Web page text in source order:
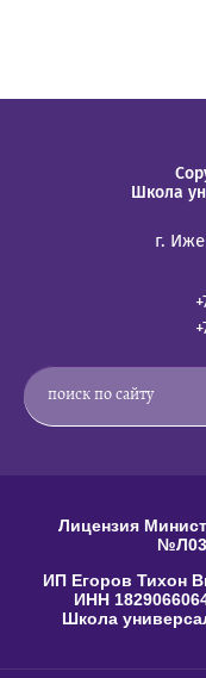
Школа
г.
Лицензия
ИП Егоров Тихон
ИНН
Школа